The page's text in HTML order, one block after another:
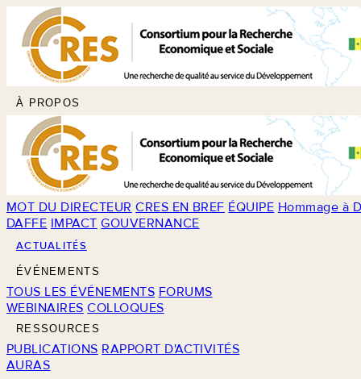
À PROPOS
MOT DU DIRECTEUR CRES EN BREF ÉQUIPE Hommage à
DAFFE IMPACT GOUVERNANCE
ACTUALITÉS
ÉVÉNEMENTS
TOUS LES ÉVÉNEMENTS FORUMS
WEBINAIRES COLLOQUES
RESSOURCES
PUBLICATIONS RAPPORT D'ACTIVITÉS
AURAS